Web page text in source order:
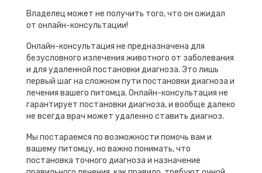
Владелец может не получить того, что он ожидал
от онлайн-консультации!
Онлайн-консультация не предназначена для
безусловного излечения животного от заболевания
и для удаленной постановки диагноза. Это лишь
первый шаг на сложном пути постановки диагноза и
лечения вашего питомца. Онлайн-консультация не
гарантирует постановки диагноза, и вообще далеко
не всегда врач может удаленно ставить диагноз.
Мы постараемся по возможности помочь вам и
вашему питомцу, но важно понимать, что
постановка точного диагноза и назначение